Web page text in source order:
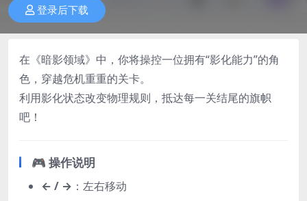
登录后下载
在《暗影领域》中，你将操控一位拥有“影化能力”的角
色，穿越危机重重的关卡。
利用影化状态改变物理规则，抵达每一关结尾的旗帜
吧！
🎮 操作说明
← / → ：左右移动